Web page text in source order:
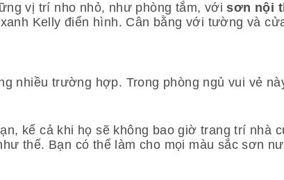
vị trí nho nhỏ, như phòng tắm, vớisơn nội
Kelly điển hình. Cân bằng với tường và
nhiều trường hợp. Trong phòng ngủ vui vẻ
kể cả khi họ sẽ không bao giờ trang trí nhà
thế. Bạn có thể làm cho mọi màu sắc sơn